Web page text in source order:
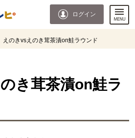
ログイン
えのきvsえのき茸茶漬on鮭ラウンド
き茸茶漬on鮭ラ